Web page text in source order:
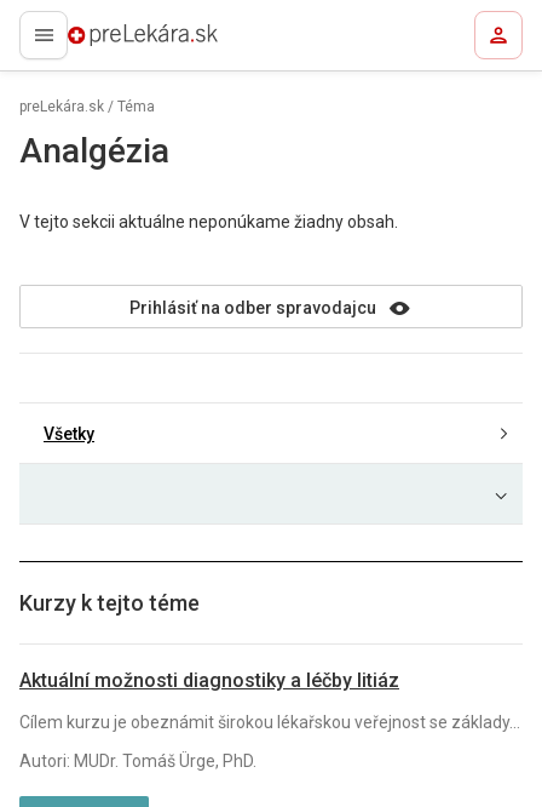
preLekára.sk
preLekára.sk / Téma
Analgézia
V tejto sekcii aktuálne neponúkame žiadny obsah.
Prihlásiť na odber spravodajcu
Všetky
Kurzy k tejto téme
Aktuální možnosti diagnostiky a léčby litiáz
Cílem kurzu je obeznámit širokou lékařskou veřejnost se základy...
Autori: MUDr. Tomáš Ürge, PhD.